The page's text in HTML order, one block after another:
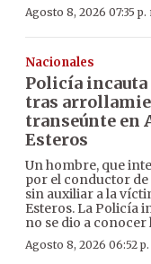
Agosto 8, 2026 07:35 p.
Nacionales
Policía
tras
transeúnte en
Esteros
Un hombre, que
por el conductor
sin auxiliar a la
Esteros. La Policía
no se dio a
Agosto 8, 2026 06:52 p.